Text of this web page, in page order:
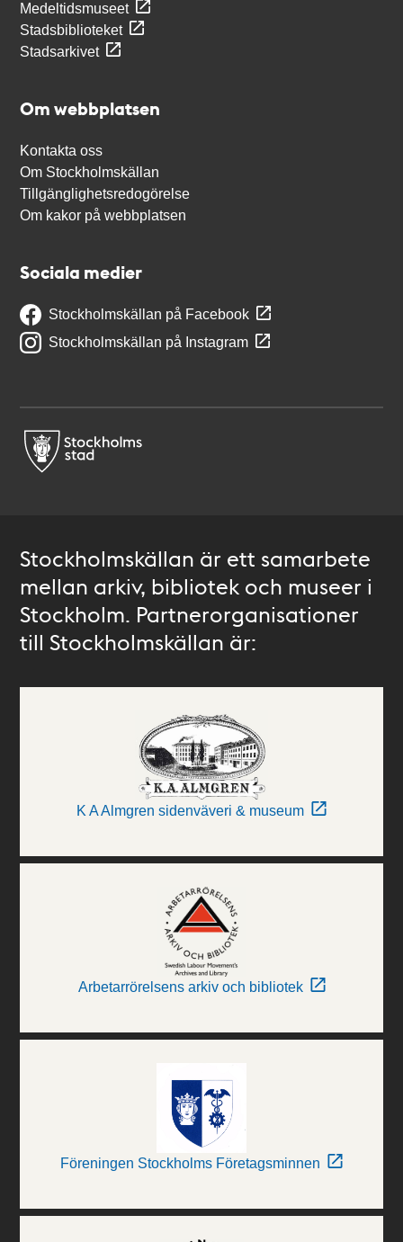
Medeltidsmuseet
Stadsbiblioteket
Stadsarkivet
Om webbplatsen
Kontakta oss
Om Stockholmskällan
Tillgänglighetsredogörelse
Om kakor på webbplatsen
Sociala medier
Stockholmskällan på Facebook
Stockholmskällan på Instagram
Stockholmskällan är ett samarbete
mellan arkiv, bibliotek och museer i
Stockholm. Partnerorganisationer
till Stockholmskällan är:
K A Almgren sidenväveri & museum
Arbetarrörelsens arkiv och bibliotek
Föreningen Stockholms Företagsminnen